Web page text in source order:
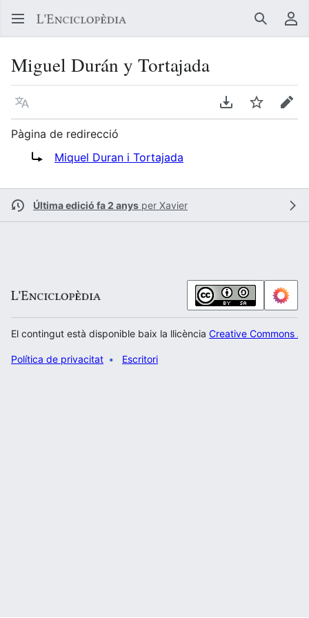
Buscar
Miguel Durán y Tortajada
Llegir en un atre idioma Descarregar en
Vigilar
Pàgina de redirecció
Redirigix a:Miquel Duran i Tortajada
Última edició fa 2 anys per Xavier
El contingut està disponible baix la llicència Creative Commons
Política de privacitat Escritori